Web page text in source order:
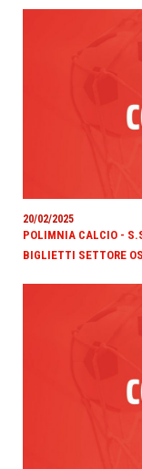
20/02/2025
POLIMNIA CALCIO -
BIGLIETTI SETTORE